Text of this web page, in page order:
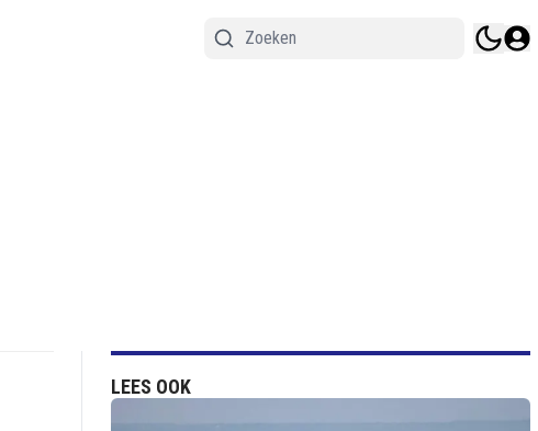
LEES OOK